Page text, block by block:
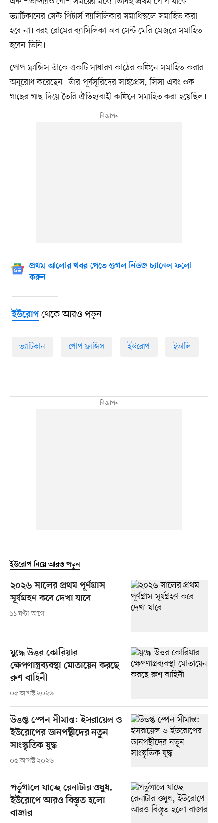
ভ্যাটিকানের সেন্ট পিটার্স ব্যাসিলিকার সমাধিস্থলে সমাহিত করা
হবে না। বরং রোমের ব্যাসিলিকা অব সেন্ট মেরি মেজরে সমাহিত
হবেন তিনি।
পোপ ফ্রান্সিস তাঁকে একটি সাধারণ কাঠের কফিনে সমাহিত করার
অনুরোধ করেছেন। তাঁর পূর্বসূরিদের সাইপ্রেস, সিসা এবং ওক
গাছের গাছ দিয়ে তৈরি ঐতিহ্যবাহী কফিনে সমাহিত করা হয়েছিল।
প্রথম আলোর খবর পেতে গুগল নিউজ চ্যানেল ফলো
করুন
ইউরোপথেকে আরও পড়ুন
ভ্যাটিকান পোপ ফ্রান্সিস ইউরোপ ইতালি
ইউরোপ নিয়ে আরও পড়ুন
২০২৬ সালের প্রথম পূর্ণগ্রাস
সূর্যগ্রহণ কবে দেখা যাবে
১১ ঘণ্টা আগে
যুদ্ধে উত্তর কোরিয়ার
ক্ষেপণাস্ত্রব্যবস্থা মোতায়েন করছে
রুশ বাহিনী
০৫ আগস্ট ২০২৬
উত্তপ্ত স্পেন সীমান্ত: ইসরায়েল ও
ইউরোপের ডানপন্থীদের নতুন
সাংস্কৃতিক যুদ্ধ
০৫ আগস্ট ২০২৬
পর্তুগালে যাচ্ছে রেনাটার ওষুধ,
ইউরোপে আরও বিস্তৃত হলো
বাজার